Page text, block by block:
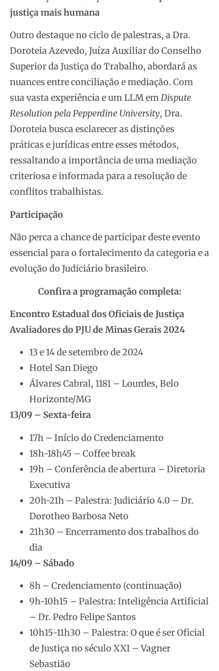
justiça mais humana
Outro destaque no ciclo de palestras, a Dra.
Doroteia Azevedo, Juíza Auxiliar do Conselho
Superior da Justiça do Trabalho, abordará as
nuances entre conciliação e mediação. Com
sua vasta experiência e um LLM emDispute
Resolution pela Pepperdine University, Dra.
Doroteia busca esclarecer as distinções
práticas e jurídicas entre esses métodos,
ressaltando a importância de uma mediação
criteriosa e informada para a resolução de
conflitos trabalhistas.
Participação
Não perca a chance de participar deste evento
essencial para o fortalecimento da categoria e a
evolução do Judiciário brasileiro.
Confira a programação completa:
Encontro Estadual dos Oficiais de Justiça
Avaliadores do PJU de Minas Gerais 2024
13 e 14 de setembro de 2024
Hotel San Diego
Álvares Cabral, 1181 – Lourdes, Belo
Horizonte/MG
13/09 – Sexta-feira
17h – Início do Credenciamento
18h-18h45 – Coffee break
19h – Conferência de abertura – Diretoria
Executiva
20h-21h – Palestra: Judiciário 4.0 – Dr.
Dorotheo Barbosa Neto
21h30 – Encerramento dos trabalhos do
dia
14/09 – Sábado
8h – Credenciamento (continuação)
9h-10h15 – Palestra: Inteligência Artificial
– Dr. Pedro Felipe Santos
10h15-11h30 – Palestra: O que é ser Oficial
de Justiça no século XXI – Vagner
Sebastião